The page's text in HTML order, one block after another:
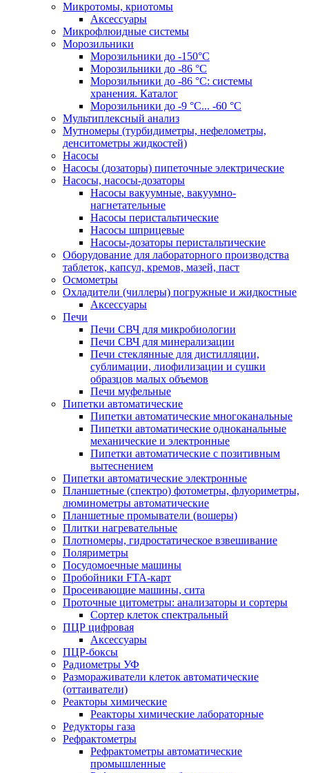
Микротомы, криотомы
Аксессуары
Микрофлюидные системы
Морозильники
Морозильники до -150°С
Морозильники до -86 °C
Морозильники до -86 °C: системы
хранения. Каталог
Морозильники до -9 °C... -60 °C
Мультиплексный анализ
Мутномеры (турбидиметры, нефелометры,
денситометры жидкостей)
Насосы
Насосы (дозаторы) пипеточные электрические
Насосы, насосы-дозаторы
Насосы вакуумные, вакуумно-
нагнетательные
Насосы перистальтические
Насосы шприцевые
Насосы-дозаторы перистальтические
Оборудование для лабораторного производства
таблеток, капсул, кремов, мазей, паст
Осмометры
Охладители (чиллеры) погружные и жидкостные
Аксессуары
Печи
Печи СВЧ для микробиологии
Печи СВЧ для минерализации
Печи стеклянные для дистилляции,
сублимации, лиофилизации и сушки
образцов малых объемов
Печи муфельные
Пипетки автоматические
Пипетки автоматические многоканальные
Пипетки автоматические одноканальные
механические и электронные
Пипетки автоматические с позитивным
вытеснением
Пипетки автоматические электронные
Планшетные (спектро) фотометры, флуориметры,
люминометры автоматические
Планшетные промыватели (вошеры)
Плитки нагревательные
Плотномеры, гидростатическое взвешивание
Поляриметры
Посудомоечные машины
Пробойники FTA-карт
Просеивающие машины, сита
Проточные цитометры: анализаторы и сортеры
Сортер клеток спектральный
ПЦР цифровая
Аксессуары
ПЦР-боксы
Радиометры УФ
Размораживатели клеток автоматические
(оттаиватели)
Реакторы химические
Реакторы химические лабораторные
Редукторы газа
Рефрактометры
Рефрактометры автоматические
промышленные